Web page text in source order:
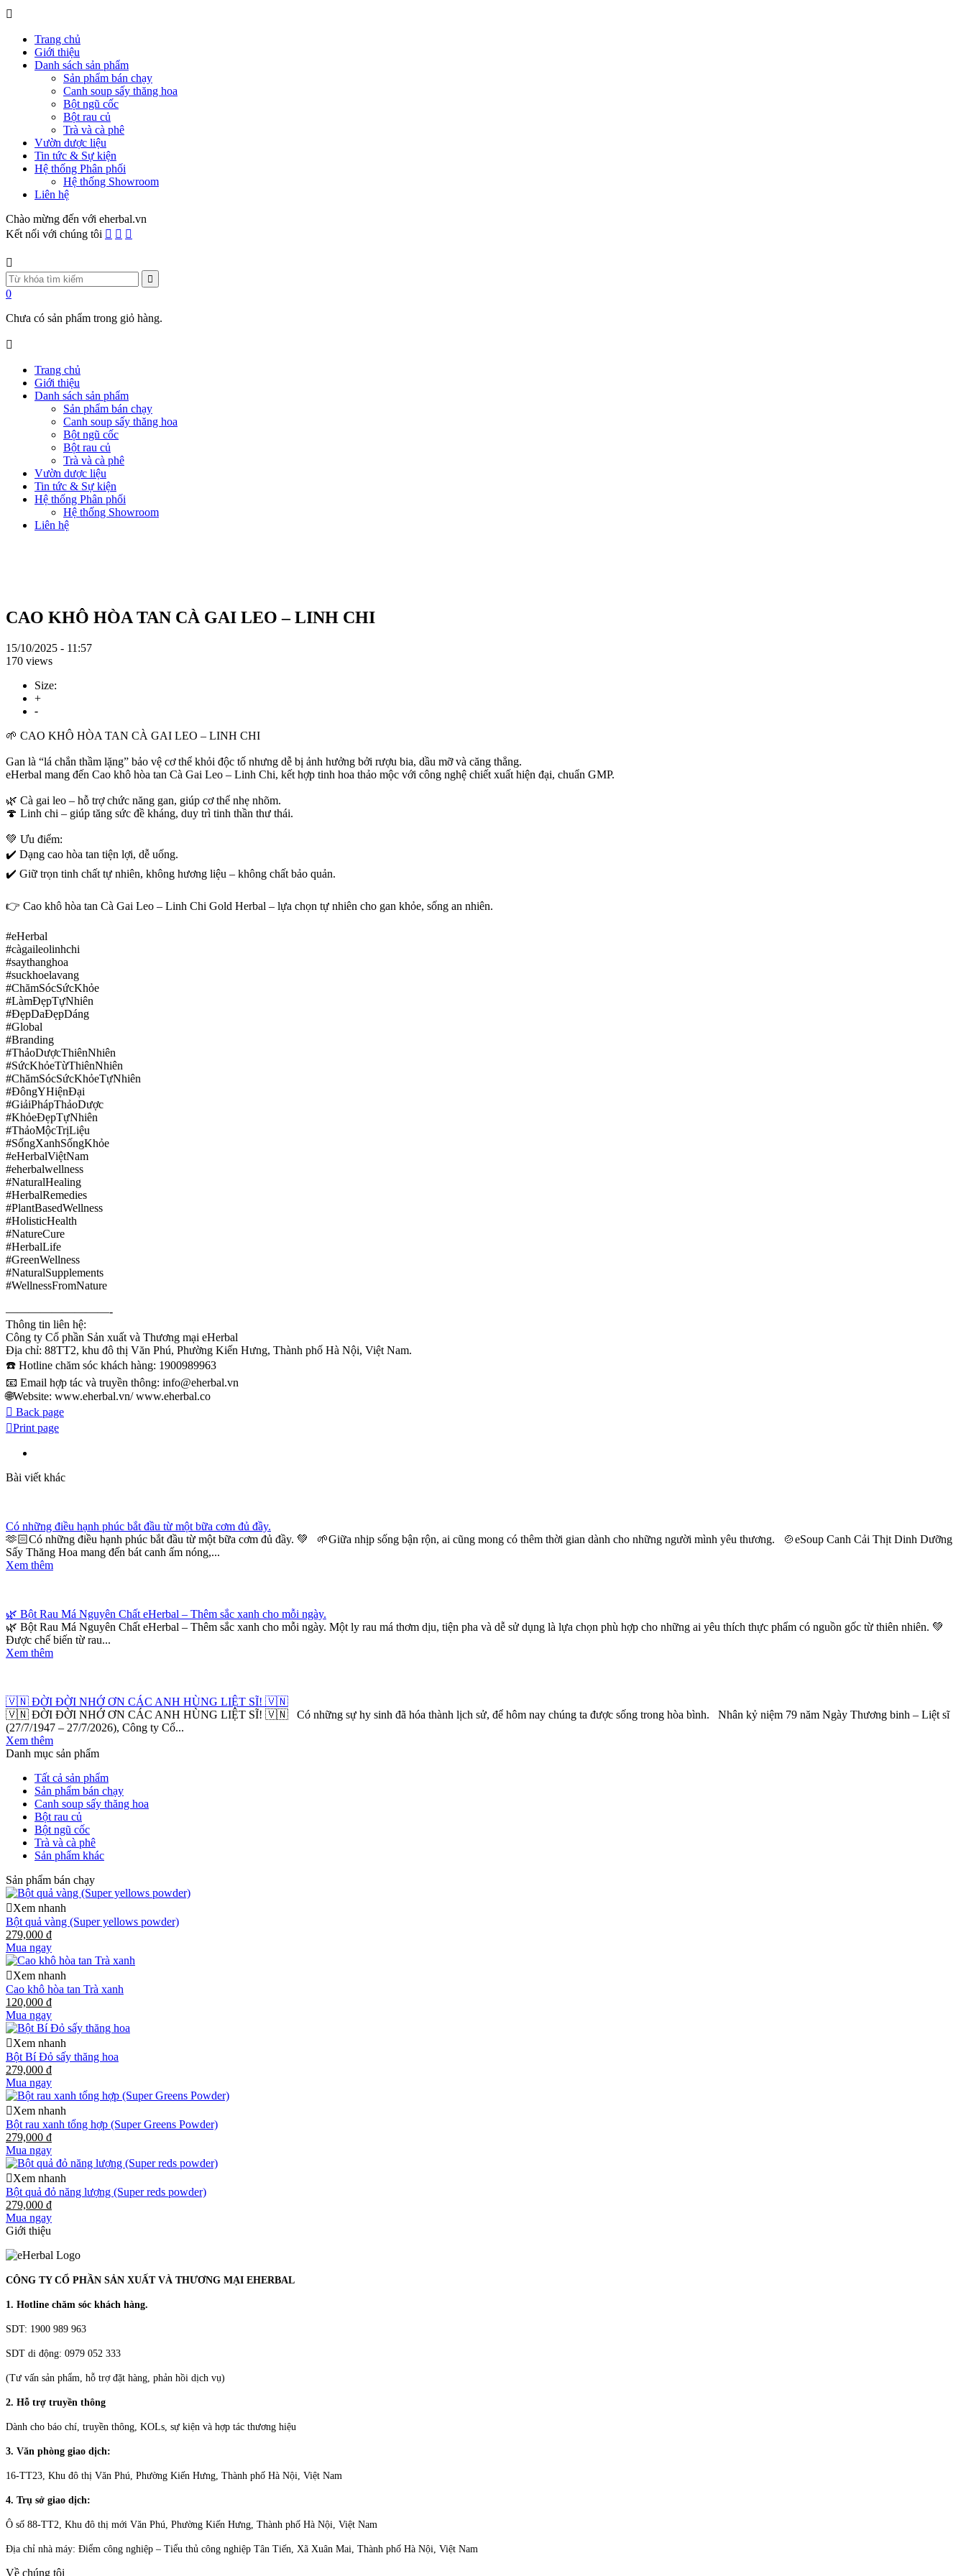
Trang chủ
Giới thiệu
Danh sách sản phẩm
Sản phẩm bán chạy
Canh soup sấy thăng hoa
Bột ngũ cốc
Bột rau củ
Trà và cà phê
Vườn dược liệu
Tin tức & Sự kiện
Hệ thống Phân phối
Hệ thống Showroom
Liên hệ
Chào mừng đến với eherbal.vn
Kết nối với chúng tôi
0
Chưa có sản phẩm trong giỏ hàng.
Trang chủ
Giới thiệu
Danh sách sản phẩm
Sản phẩm bán chạy
Canh soup sấy thăng hoa
Bột ngũ cốc
Bột rau củ
Trà và cà phê
Vườn dược liệu
Tin tức & Sự kiện
Hệ thống Phân phối
Hệ thống Showroom
Liên hệ
CAO KHÔ HÒA TAN CÀ GAI LEO – LINH CHI
15/10/2025 - 11:57
170 views
Size:
+
-
🌱 CAO KHÔ HÒA TAN CÀ GAI LEO – LINH CHI
Gan là “lá chắn thầm lặng” bảo vệ cơ thể khỏi độc tố nhưng dễ bị ảnh hưởng bởi rượu bia, dầu mỡ và căng thẳng.
eHerbal mang đến Cao khô hòa tan Cà Gai Leo – Linh Chi, kết hợp tinh hoa thảo mộc với công nghệ chiết xuất hiện đại, chuẩn GMP.
🌿 Cà gai leo – hỗ trợ chức năng gan, giúp cơ thể nhẹ nhõm.
🍄 Linh chi – giúp tăng sức đề kháng, duy trì tinh thần thư thái.
💚 Ưu điểm:
✔️ Dạng cao hòa tan tiện lợi, dễ uống.
✔️ Giữ trọn tinh chất tự nhiên, không hương liệu – không chất bảo quản.
👉 Cao khô hòa tan Cà Gai Leo – Linh Chi Gold Herbal – lựa chọn tự nhiên cho gan khỏe, sống an nhiên.
#eHerbal
#càgaileolinhchi
#saythanghoa
#suckhoelavang
#ChămSócSứcKhỏe
#LàmĐẹpTựNhiên
#ĐẹpDaĐẹpDáng
#Global
#Branding
#ThảoDượcThiênNhiên
#SứcKhỏeTừThiênNhiên
#ChămSócSứcKhỏeTựNhiên
#ĐôngYHiệnĐại
#GiảiPhápThảoDược
#KhỏeĐẹpTựNhiên
#ThảoMộcTrịLiệu
#SốngXanhSốngKhỏe
#eHerbalViệtNam
#eherbalwellness
#NaturalHealing
#HerbalRemedies
#PlantBasedWellness
#HolisticHealth
#NatureCure
#HerbalLife
#GreenWellness
#NaturalSupplements
#WellnessFromNature
—————————-
Thông tin liên hệ:
Công ty Cổ phần Sản xuất và Thương mại eHerbal
Địa chỉ: 88TT2, khu đô thị Văn Phú, Phường Kiến Hưng, Thành phố Hà Nội, Việt Nam.
☎️ Hotline chăm sóc khách hàng: 1900989963
📧 Email hợp tác và truyền thông: info@eherbal.vn
🌐Website: www.eherbal.vn/ www.eherbal.co
Back page
Print page
Bài viết khác
Có những điều hạnh phúc bắt đầu từ một bữa cơm đủ đầy.
🫶🏻Có những điều hạnh phúc bắt đầu từ một bữa cơm đủ đầy. 💚 🌱Giữa nhịp sống bận rộn, ai cũng mong có thêm thời gian dành cho những người mình yêu thương. 🍲eSoup Canh Cải Thịt Dinh Dưỡng
Sấy Thăng Hoa mang đến bát canh ấm nóng,...
Xem thêm
🌿 Bột Rau Má Nguyên Chất eHerbal – Thêm sắc xanh cho mỗi ngày.
🌿 Bột Rau Má Nguyên Chất eHerbal – Thêm sắc xanh cho mỗi ngày. Một ly rau má thơm dịu, tiện pha và dễ sử dụng là lựa chọn phù hợp cho những ai yêu thích thực phẩm có nguồn gốc từ thiên nhiên. 💚
Được chế biến từ rau...
Xem thêm
🇻🇳 ĐỜI ĐỜI NHỚ ƠN CÁC ANH HÙNG LIỆT SĨ! 🇻🇳
🇻🇳 ĐỜI ĐỜI NHỚ ƠN CÁC ANH HÙNG LIỆT SĨ! 🇻🇳 Có những sự hy sinh đã hóa thành lịch sử, để hôm nay chúng ta được sống trong hòa bình. Nhân kỷ niệm 79 năm Ngày Thương binh – Liệt sĩ
(27/7/1947 – 27/7/2026), Công ty Cổ...
Xem thêm
Danh mục sản phẩm
Tất cả sản phẩm
Sản phẩm bán chạy
Canh soup sấy thăng hoa
Bột rau củ
Bột ngũ cốc
Trà và cà phê
Sản phẩm khác
Sản phẩm bán chạy
Xem nhanh
Bột quả vàng (Super yellows powder)
279,000 đ
Mua ngay
Xem nhanh
Cao khô hòa tan Trà xanh
120,000 đ
Mua ngay
Xem nhanh
Bột Bí Đỏ sấy thăng hoa
279,000 đ
Mua ngay
Xem nhanh
Bột rau xanh tổng hợp (Super Greens Powder)
279,000 đ
Mua ngay
Xem nhanh
Bột quả đỏ năng lượng (Super reds powder)
279,000 đ
Mua ngay
Giới thiệu
CÔNG TY CỔ PHẦN SẢN XUẤT VÀ THƯƠNG MẠI EHERBAL
1. Hotline chăm sóc khách hàng.
SDT: 1900 989 963
SDT di động: 0979 052 333
(Tư vấn sản phẩm, hỗ trợ đặt hàng, phản hồi dịch vụ)
2. Hỗ trợ truyền thông
Dành cho báo chí, truyền thông, KOLs, sự kiện và hợp tác thương hiệu
3. Văn phòng giao dịch:
16-TT23, Khu đô thị Văn Phú, Phường Kiến Hưng, Thành phố Hà Nội, Việt Nam
4. Trụ sở giao dịch:
Ô số 88-TT2, Khu đô thị mới Văn Phú, Phường Kiến Hưng, Thành phố Hà Nội, Việt Nam
Địa chỉ nhà máy: Điểm công nghiệp – Tiểu thủ công nghiệp Tân Tiến, Xã Xuân Mai, Thành phố Hà Nội, Việt Nam
Về chúng tôi